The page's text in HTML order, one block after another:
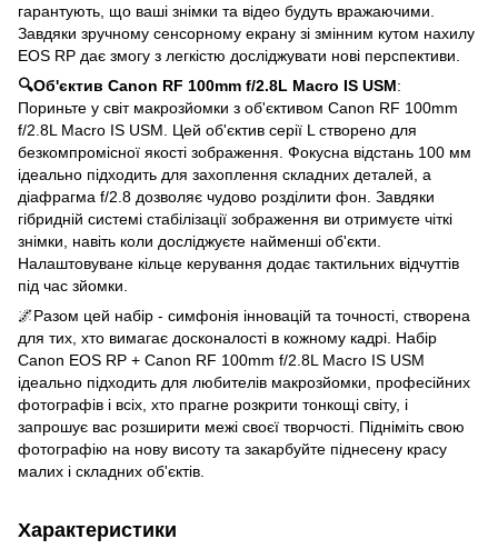
гарантують, що ваші знімки та відео будуть вражаючими.
Завдяки зручному сенсорному екрану зі змінним кутом нахилу
EOS RP дає змогу з легкістю досліджувати нові перспективи.
🔍Об'єктив Canon RF 100mm f/2.8L Macro IS USM:
Пориньте у світ макрозйомки з об'єктивом Canon RF 100mm
f/2.8L Macro IS USM. Цей об'єктив серії L створено для
безкомпромісної якості зображення. Фокусна відстань 100 мм
ідеально підходить для захоплення складних деталей, а
діафрагма f/2.8 дозволяє чудово розділити фон. Завдяки
гібридній системі стабілізації зображення ви отримуєте чіткі
знімки, навіть коли досліджуєте найменші об'єкти.
Налаштовуване кільце керування додає тактильних відчуттів
під час зйомки.
🌌Разом цей набір - симфонія інновацій та точності, створена
для тих, хто вимагає досконалості в кожному кадрі. Набір
Canon EOS RP + Canon RF 100mm f/2.8L Macro IS USM
ідеально підходить для любителів макрозйомки, професійних
фотографів і всіх, хто прагне розкрити тонкощі світу, і
запрошує вас розширити межі своєї творчості. Підніміть свою
фотографію на нову висоту та закарбуйте піднесену красу
малих і складних об'єктів.
Характеристики